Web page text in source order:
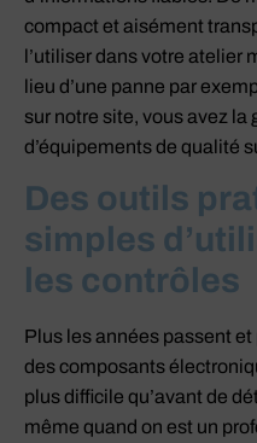
compact et aisément
l’utiliser dans votre atelier
lieu d’une panne par
sur notre site, vous avez la
d’équipements de qualité
Des outils
simples
les contrôles
Plus les années passent
des composants
plus difficile qu’avant de
même quand on est un